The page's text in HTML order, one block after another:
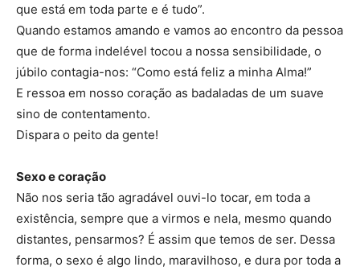
que está em toda parte e é tudo”.
Quando estamos amando e vamos ao encontro da pessoa
que de forma indelével tocou a nossa sensibilidade, o
júbilo contagia-nos: “Como está feliz a minha Alma!”
E ressoa em nosso coração as badaladas de um suave
sino de contentamento.
Dispara o peito da gente!
Sexo e coração
Não nos seria tão agradável ouvi-lo tocar, em toda a
existência, sempre que a virmos e nela, mesmo quando
distantes, pensarmos? É assim que temos de ser. Dessa
forma, o sexo é algo lindo, maravilhoso, e dura por toda a